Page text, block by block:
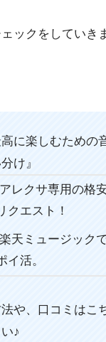
ックをしていき
に楽しむための
け』
アレクサ専用の格
クエスト！
楽天ミュージック
イ活。
や、口コミはこ
♪